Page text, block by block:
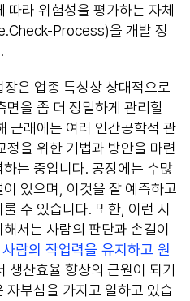
라 위험성을 평가하는 자체
Process)을 개발 정
은 업종 특성상 상대적으로
면을 좀 더 정밀하게 관리할
근래에는 여러 인간공학적 관
정을 위한 기법과 방안을 마련
는 중입니다. 공장에는 수많
있으며, 이것을 잘 예측하고
수 있습니다. 또한, 이런 시
서는 사람의 판단과 손길이
람의 작업력을 유지하고 원
생산효율 향상의 근원이 되기
자부심을 가지고 일하고 있습